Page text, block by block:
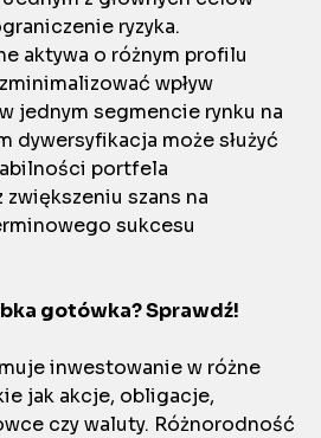
ryzyka.
aktywa o różnym profilu
wpływ
jednym segmencie rynku na
dywersyfikacja może służyć
portfela
szans na
sukcesu
gotówka? Sprawdź!
inwestowanie w różne
jak akcje, obligacje,
czy waluty. Różnorodność